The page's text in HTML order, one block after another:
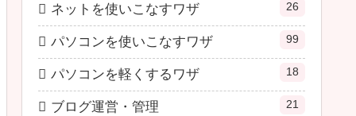
ネットを使いこなすワザ 26
パソコンを使いこなすワザ 99
パソコンを軽くするワザ 18
ブログ運営・管理 21